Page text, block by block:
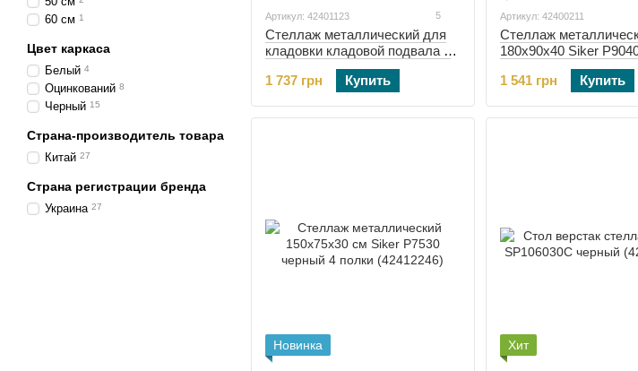
Артикул: 42401123 5
Стеллаж металлический для
кладовки кладовой подвала 6
полок 220х110х50 Siker G2211
(42401123)
1 737 грн Купить
Артикул: 42400211
Стеллаж
180х90х40 Siker
черный (42400211)
1 541 грн
Купить
Новинка Хит
60 см 1
Цвет каркаса
Белый 4
Оцинкований 8
Черный 15
Страна-производитель товара
Китай 27
Страна регистрации бренда
Украина 27